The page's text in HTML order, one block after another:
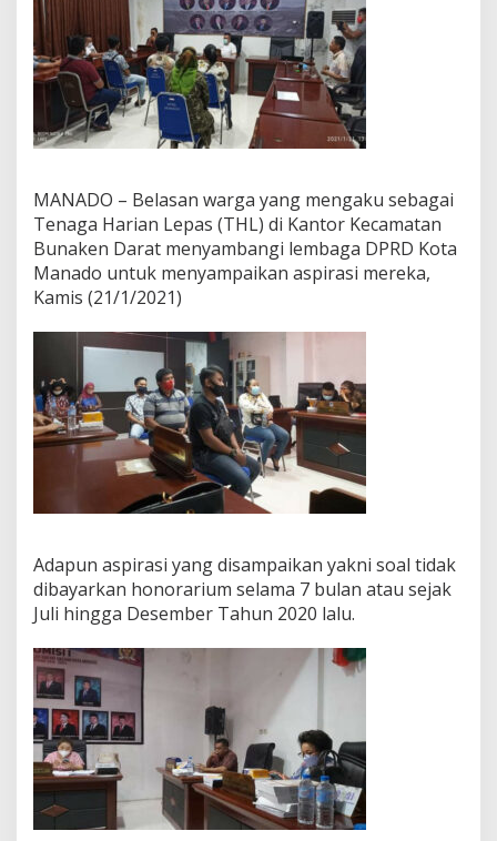
r
i
S
o
l
u
s
i
a
l
G
a
j
T
L
T
a
k
T
r
b
a
r
d
K
t
a
n
B
MANADO – Belasan warga yang mengaku sebagai
Tenaga Harian Lepas (THL) di Kantor Kecamatan
Bunaken Darat menyambangi lembaga DPRD Kota
Manado untuk menyampaikan aspirasi mereka,
Kamis (21/1/2021)
Adapun aspirasi yang disampaikan yakni soal tidak
dibayarkan honorarium selama 7 bulan atau sejak
Juli hingga Desember Tahun 2020 lalu.